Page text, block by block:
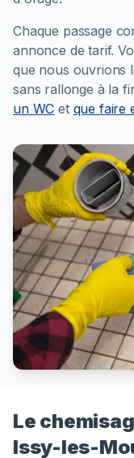
Chaque passage
annonce de tarif.
que nous ouvrions
sans rallonge à la
un WC et que faire
Le
Issy-les-